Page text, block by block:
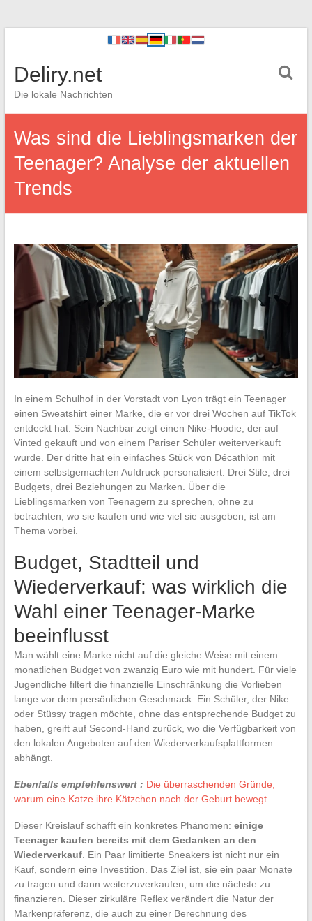
Deliry.net
Die lokale Nachrichten
Was sind die Lieblingsmarken der
Teenager? Analyse der aktuellen
Trends
In einem Schulhof in der Vorstadt von Lyon trägt ein Teenager
einen Sweatshirt einer Marke, die er vor drei Wochen auf TikTok
entdeckt hat. Sein Nachbar zeigt einen Nike-Hoodie, der auf
Vinted gekauft und von einem Pariser Schüler weiterverkauft
wurde. Der dritte hat ein einfaches Stück von Décathlon mit
einem selbstgemachten Aufdruck personalisiert. Drei Stile, drei
Budgets, drei Beziehungen zu Marken. Über die
Lieblingsmarken von Teenagern zu sprechen, ohne zu
betrachten, wo sie kaufen und wie viel sie ausgeben, ist am
Thema vorbei.
Budget, Stadtteil und
Wiederverkauf: was wirklich die
Wahl einer Teenager-Marke
beeinflusst
Man wählt eine Marke nicht auf die gleiche Weise mit einem
monatlichen Budget von zwanzig Euro wie mit hundert. Für viele
Jugendliche filtert die finanzielle Einschränkung die Vorlieben
lange vor dem persönlichen Geschmack. Ein Schüler, der Nike
oder Stüssy tragen möchte, ohne das entsprechende Budget zu
haben, greift auf Second-Hand zurück, wo die Verfügbarkeit von
den lokalen Angeboten auf den Wiederverkaufsplattformen
abhängt.
Ebenfalls empfehlenswert : Die überraschenden Gründe,
warum eine Katze ihre Kätzchen nach der Geburt bewegt
Dieser Kreislauf schafft ein konkretes Phänomen: einige
Teenager kaufen bereits mit dem Gedanken an den
Wiederverkauf. Ein Paar limitierte Sneakers ist nicht nur ein
Kauf, sondern eine Investition. Das Ziel ist, sie ein paar Monate
zu tragen und dann weiterzuverkaufen, um die nächste zu
finanzieren. Dieser zirkuläre Reflex verändert die Natur der
Markenpräferenz, die auch zu einer Berechnung des